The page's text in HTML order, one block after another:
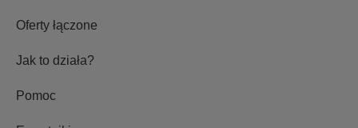
Oferty łączone
Jak to działa?
Pomoc